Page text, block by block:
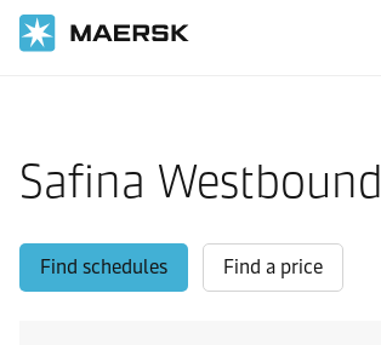
Safina Westbound
Find schedules Find a price